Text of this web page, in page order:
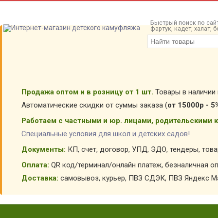
Быстрый поиск по
фартук, кадет,
Продажа оптом и в розницу от 1 шт. Товары в наличии
Автоматические скидки от суммы заказа (от 15000р -
Работаем с частными и юр. лицами, родительскими
Специальные условия для школ и детских садов!
Документы: КП, счет, договор, УПД, ЭДО, тендеры,
Оплата: QR код/терминал/онлайн платеж, безналичная
Доставка: самовывоз, курьер, ПВЗ СДЭК, ПВЗ Яндекс